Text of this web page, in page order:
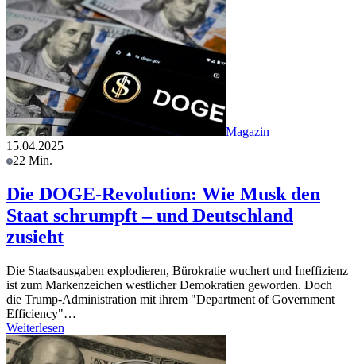
Magazin
15.04.2025
22 Min.
Die DOGE-Revolution: Wie Musk den
Staat schrumpft – und Deutschland
zusieht
Die Staatsausgaben explodieren, Bürokratie wuchert und Ineffizienz
ist zum Markenzeichen westlicher Demokratien geworden. Doch
die Trump-Administration mit ihrem "Department of Government
Efficiency"…
Weiterlesen